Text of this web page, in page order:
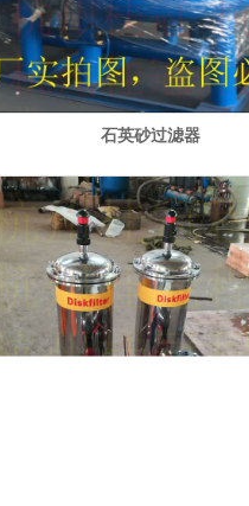
石英砂过滤器